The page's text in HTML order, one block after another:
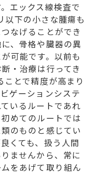
エックス線検査で
以下の小さな腫瘍も
なげることができ
、骨格や臓器の異
可能です。以前も
・治療は行ってき
ことで精度が高まり
ゲーションシステ
いるルートであれ
めてのルートでは
のものと感じてい
くても、扱う人間
ませんから、常に
をあげて取り組ん